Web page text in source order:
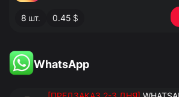
8 шт. 0.45 $
WhatsApp